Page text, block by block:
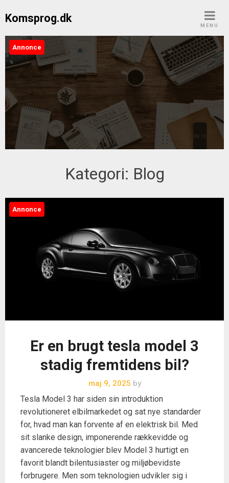
Komsprog.dk
MENU
Komsprog.dk
Annonce
Kategori: Blog
Annonce
Er en brugt tesla model 3
stadig fremtidens bil?
maj 9, 2025 by
Tesla Model 3 har siden sin introduktion
revolutioneret elbilmarkedet og sat nye standarder
for, hvad man kan forvente af en elektrisk bil. Med
sit slanke design, imponerende rækkevidde og
avancerede teknologier blev Model 3 hurtigt en
favorit blandt bilentusiaster og miljøbevidste
forbrugere. Men som teknologien udvikler sig i